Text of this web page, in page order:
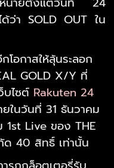
ว่า SOLD OUT ใน
อกาสให้ลุ้นระลอก
GOLD X/Y ที่
บไซต์ Rakuten 24
ในวันที่ 31 ธันวาคม
1st Live ของ THE
ด 40 สิทธิ์ เท่านั้น